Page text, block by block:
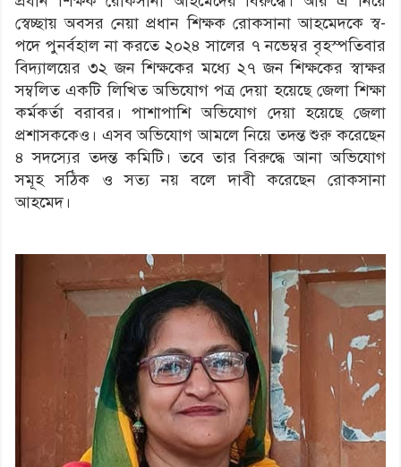
স্বেচ্ছায় অবসর নেয়া প্রধান শিক্ষক রোকসানা আহমেদকে স্ব-
পদে পুনর্বহাল না করতে ২০২৪ সালের ৭ নভেম্বর বৃহস্পতিবার
বিদ্যালয়ের ৩২ জন শিক্ষকের মধ্যে ২৭ জন শিক্ষকের স্বাক্ষর
সম্বলিত একটি লিখিত অভিযোগ পত্র দেয়া হয়েছে জেলা শিক্ষা
কর্মকর্তা বরাবর। পাশাপাশি অভিযোগ দেয়া হয়েছে জেলা
প্রশাসককেও। এসব অভিযোগ আমলে নিয়ে তদন্ত শুরু করেছেন
৪ সদস্যের তদন্ত কমিটি। তবে তার বিরুদ্ধে আনা অভিযোগ
সমূহ সঠিক ও সত্য নয় বলে দাবী করেছেন রোকসানা
আহমেদ।